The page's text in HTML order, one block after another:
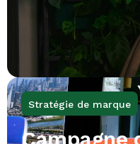
Stratégie de marque
Campagne